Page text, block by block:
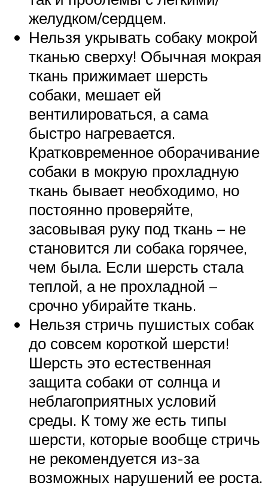
желудком/сердцем.
Нельзя укрывать собаку мокрой
тканью сверху! Обычная мокрая
ткань прижимает шерсть
собаки, мешает ей
вентилироваться, а сама
быстро нагревается.
Кратковременное оборачивание
собаки в мокрую прохладную
ткань бывает необходимо, но
постоянно проверяйте,
засовывая руку под ткань – не
становится ли собака горячее,
чем была. Если шерсть стала
теплой, а не прохладной –
срочно убирайте ткань.
Нельзя стричь пушистых собак
до совсем короткой шерсти!
Шерсть это естественная
защита собаки от солнца и
неблагоприятных условий
среды. К тому же есть типы
шерсти, которые вообще стричь
не рекомендуется из-за
возможных нарушений ее роста.